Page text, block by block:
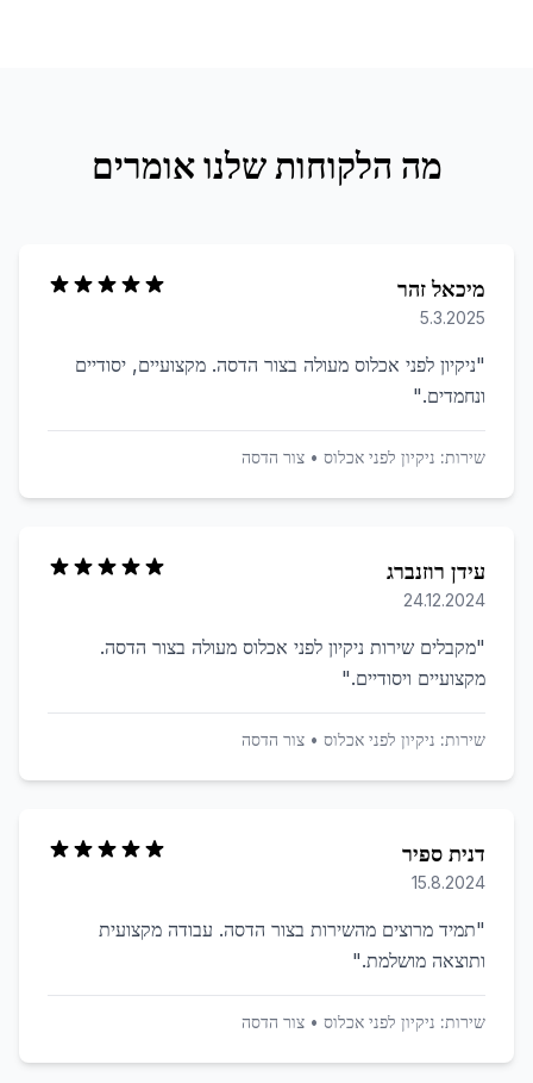
מה הלקוחות שלנו אומרים
מיכאל זהר
5.3.2025
"ניקיון לפני אכלוס מעולה בצור הדסה. מקצועיים, יסודיים
ונחמדים."
שירות: ניקיון לפני אכלוס • צור הדסה
עידן רוזנברג
24.12.2024
"מקבלים שירות ניקיון לפני אכלוס מעולה בצור הדסה.
מקצועיים ויסודיים."
שירות: ניקיון לפני אכלוס • צור הדסה
דנית ספיר
15.8.2024
"תמיד מרוצים מהשירות בצור הדסה. עבודה מקצועית
ותוצאה מושלמת."
שירות: ניקיון לפני אכלוס • צור הדסה